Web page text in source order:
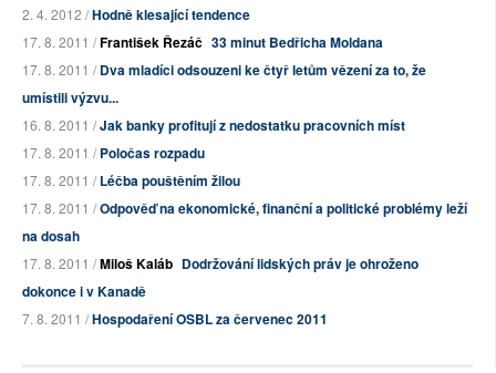
2. 4. 2012 /Hodně klesající tendence
17. 8. 2011 /František Řezáč 33 minut Bedřicha Moldana
17. 8. 2011 /Dva mladíci odsouzeni ke čtyř letům vězení za to, že
umístili výzvu...
16. 8. 2011 /Jak banky profitují z nedostatku pracovních míst
17. 8. 2011 /Poločas rozpadu
17. 8. 2011 /Léčba pouštěním žilou
17. 8. 2011 /Odpověď na ekonomické, finanční a politické problémy leží
na dosah
17. 8. 2011 /Miloš Kaláb Dodržování lidských práv je ohroženo
dokonce i v Kanadě
7. 8. 2011 /Hospodaření OSBL za červenec 2011